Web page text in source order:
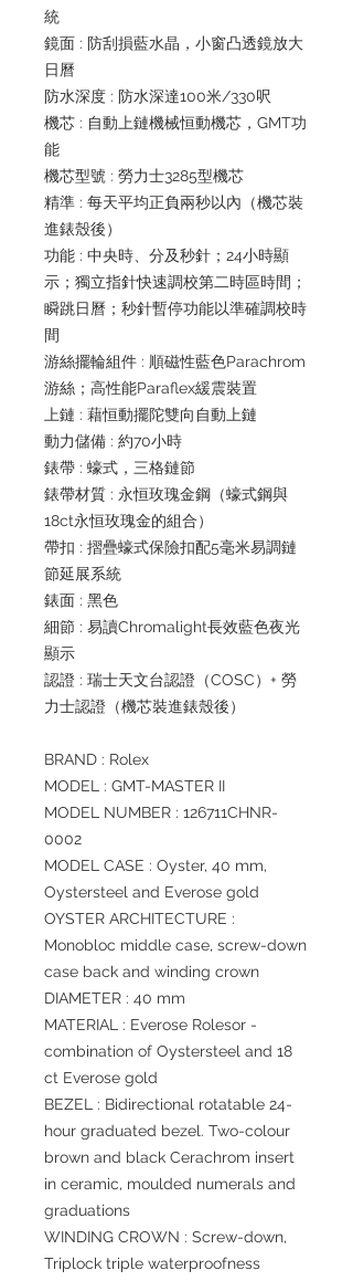
統
鏡面 : 防刮損藍水晶，小窗凸透鏡放大
日曆
防水深度 : 防水深達100米/330呎
機芯 : 自動上鏈機械恒動機芯，GMT功
能
機芯型號 : 勞力士3285型機芯
精準 : 每天平均正負兩秒以內（機芯裝
進錶殼後）
功能 : 中央時、分及秒針；24小時顯
示；獨立指針快速調校第二時區時間；
瞬跳日曆；秒針暫停功能以準確調校時
間
游絲擺輪組件 : 順磁性藍色Parachrom
游絲；高性能Paraflex緩震裝置
上鏈 : 藉恒動擺陀雙向自動上鏈
動力儲備 : 約70小時
錶帶 : 蠔式，三格鏈節
錶帶材質 : 永恒玫瑰金鋼（蠔式鋼與
18ct永恒玫瑰金的組合）
帶扣 : 摺疊蠔式保險扣配5毫米易調鏈
節延展系統
錶面 : 黑色
細節 : 易讀Chromalight長效藍色夜光
顯示
認證 : 瑞士天文台認證（COSC）+ 勞
力士認證（機芯裝進錶殼後）
BRAND : Rolex
MODEL : GMT-MASTER II
MODEL NUMBER : 126711CHNR-
0002
MODEL CASE : Oyster, 40 mm,
Oystersteel and Everose gold
OYSTER ARCHITECTURE :
Monobloc middle case, screw-down
case back and winding crown
DIAMETER : 40 mm
MATERIAL : Everose Rolesor -
combination of Oystersteel and 18
ct Everose gold
BEZEL : Bidirectional rotatable 24-
hour graduated bezel. Two-colour
brown and black Cerachrom insert
in ceramic, moulded numerals and
graduations
WINDING CROWN : Screw-down,
Triplock triple waterproofness